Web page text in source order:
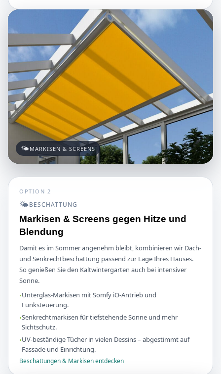
🌤️ MARKISEN & SCREENS
OPTION 2
🌤️BESCHATTUNG
Markisen & Screens gegen Hitze und
Blendung
Damit es im Sommer angenehm bleibt, kombinieren wir Dach-
und Senkrechtbeschattung passend zur Lage Ihres Hauses.
So genießen Sie den Kaltwintergarten auch bei intensiver
Sonne.
Unterglas-Markisen mit Somfy iO-Antrieb und
Funksteuerung.
Senkrechtmarkisen für tiefstehende Sonne und mehr
Sichtschutz.
UV-beständige Tücher in vielen Dessins – abgestimmt auf
Fassade und Einrichtung.
Beschattungen & Markisen entdecken